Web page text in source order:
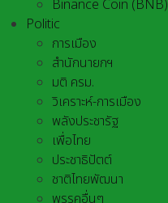
Binance Coin (BNB)
Politic
การเมือง
สำนักนายกฯ
มติ ครม.
วิเคราะห์-การเมือง
พลังประชารัฐ
เพื่อไทย
ประชาธิปัตต์
ชาติไทยพัฒนา
พรรคอื่นๆ